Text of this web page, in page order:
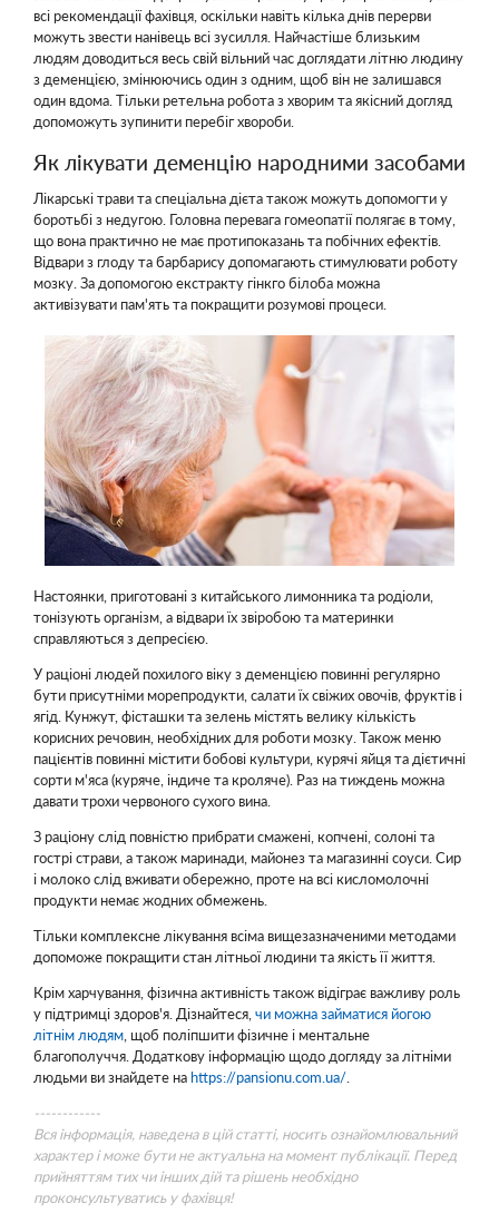
всі рекомендації фахівця, оскільки навіть кілька днів перерви
можуть звести нанівець всі зусилля. Найчастіше близьким
людям доводиться весь свій вільний час доглядати літню людину
з деменцією, змінюючись один з одним, щоб він не залишався
один вдома. Тільки ретельна робота з хворим та якісний догляд
допоможуть зупинити перебіг хвороби.
Як лікувати деменцію народними засобами
Лікарські трави та спеціальна дієта також можуть допомогти у
боротьбі з недугою. Головна перевага гомеопатії полягає в тому,
що вона практично не має протипоказань та побічних ефектів.
Відвари з глоду та барбарису допомагають стимулювати роботу
мозку. За допомогою екстракту гінкго білоба можна
активізувати пам'ять та покращити розумові процеси.
Настоянки, приготовані з китайського лимонника та родіоли,
тонізують організм, а відвари їх звіробою та материнки
справляються з депресією.
У раціоні людей похилого віку з деменцією повинні регулярно
бути присутніми морепродукти, салати їх свіжих овочів, фруктів і
ягід. Кунжут, фісташки та зелень містять велику кількість
корисних речовин, необхідних для роботи мозку. Також меню
пацієнтів повинні містити бобові культури, курячі яйця та дієтичні
сорти м'яса (куряче, індиче та кроляче). Раз на тиждень можна
давати трохи червоного сухого вина.
З раціону слід повністю прибрати смажені, копчені, солоні та
гострі страви, а також маринади, майонез та магазинні соуси. Сир
і молоко слід вживати обережно, проте на всі кисломолочні
продукти немає жодних обмежень.
Тільки комплексне лікування всіма вищезазначеними методами
допоможе покращити стан літньої людини та якість її життя.
Крім харчування, фізична активність також відіграє важливу роль
у підтримці здоров'я. Дізнайтеся, чи можна займатися йогою
літнім людям , щоб поліпшити фізичне і ментальне
благополуччя. Додаткову інформацію щодо догляду за літніми
людьми ви знайдете на https://pansionu.com.ua/
------------
Вся інформація, наведена в цій статті, носить ознайомлювальний
характер і може бути не актуальна на момент публікації. Перед
прийняттям тих чи інших дій та рішень необхідно
проконсультуватись у фахівця!